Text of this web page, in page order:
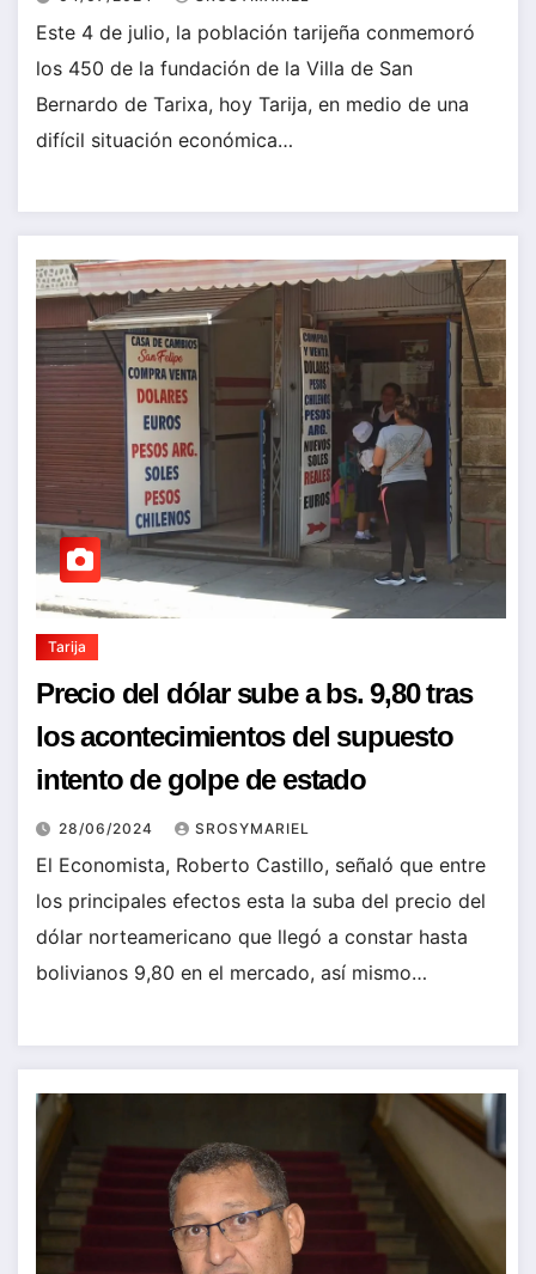
Este 4 de julio, la población tarijeña conmemoró
los 450 de la fundación de la Villa de San
Bernardo de Tarixa, hoy Tarija, en medio de una
difícil situación económica…
Tarija
Precio del dólar sube a bs. 9,80 tras
los acontecimientos del supuesto
intento de golpe de estado
28/06/2024 SROSYMARIEL
El Economista, Roberto Castillo, señaló que entre
los principales efectos esta la suba del precio del
dólar norteamericano que llegó a constar hasta
bolivianos 9,80 en el mercado, así mismo…